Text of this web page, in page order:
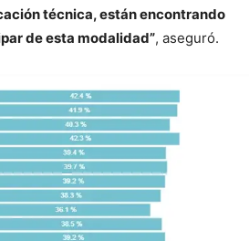
técnica, están encontrando
de esta modalidad”, aseguró.